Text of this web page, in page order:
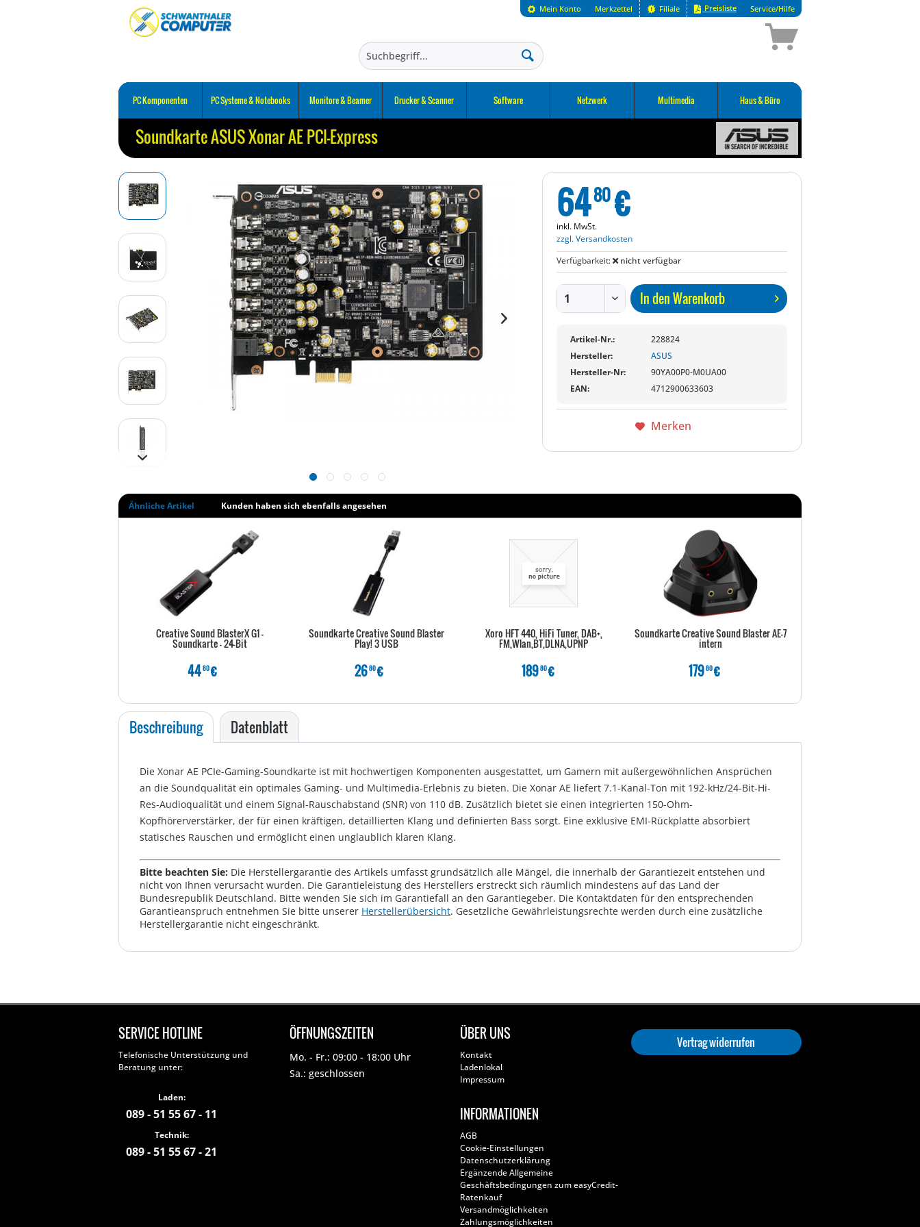
Mein Konto Merkzettel Filiale Preisliste Service/Hilfe
PC Komponenten PC Systeme & Notebooks Monitore & Beamer Drucker & Scanner Software Netzwerk Multimedia Haus & Büro
Soundkarte ASUS Xonar AE PCI-Express
6480€
inkl. MwSt.
zzgl. Versandkosten
Verfügbarkeit:
nicht verfügbar
In denWarenkorb
Artikel-Nr.:
228824
Hersteller:
ASUS
Hersteller-Nr:
90YA00P0-M0UA00
EAN:
4712900633603
Merken
Ähnliche Artikel Kunden haben sich ebenfalls angesehen
Creative Sound BlasterX G1 -
Soundkarte - 24-Bit
4480€
Soundkarte Creative Sound Blaster
Play! 3 USB
2680€
Xoro HFT 440, HiFi Tuner, DAB+,
FM,Wlan,BT,DLNA,UPNP
18980€
Soundkarte Creative Sound Blaster AE-7
intern
17980€
Beschreibung Datenblatt
Die Xonar AE PCIe-Gaming-Soundkarte ist mit hochwertigen Komponenten ausgestattet, um Gamern mit außergewöhnlichen Ansprüchen
an die Soundqualität ein optimales Gaming- und Multimedia-Erlebnis zu bieten. Die Xonar AE liefert 7.1-Kanal-Ton mit 192-kHz/24-Bit-Hi-
Res-Audioqualität und einem Signal-Rauschabstand (SNR) von 110 dB. Zusätzlich bietet sie einen integrierten 150-Ohm-
Kopfhörerverstärker, der für einen kräftigen, detaillierten Klang und definierten Bass sorgt. Eine exklusive EMI-Rückplatte absorbiert
statisches Rauschen und ermöglicht einen unglaublich klaren Klang.
Bitte beachten Sie: Die Herstellergarantie des Artikels umfasst grundsätzlich alle Mängel, die innerhalb der Garantiezeit entstehen und
nicht von Ihnen verursacht wurden. Die Garantieleistung des Herstellers erstreckt sich räumlich mindestens auf das Land der
Bundesrepublik Deutschland. Bitte wenden Sie sich im Garantiefall an den Garantiegeber. Die Kontaktdaten für den entsprechenden
Garantieanspruch entnehmen Sie bitte unserer Herstellerübersicht. Gesetzliche Gewährleistungsrechte werden durch eine zusätzliche
Herstellergarantie nicht eingeschränkt.
SERVICE HOTLINE
Telefonische Unterstützung und
Beratung unter:
Laden:
089 - 51 55 67 - 11
Technik:
089 - 51 55 67 - 21
ÖFFNUNGSZEITEN
Mo. - Fr.: 09:00 - 18:00 Uhr
Sa.: geschlossen
ÜBER UNS
Kontakt
Ladenlokal
Impressum
INFORMATIONEN
AGB
Cookie-Einstellungen
Datenschutzerklärung
Ergänzende Allgemeine
Geschäftsbedingungen zum easyCredit-
Ratenkauf
Versandmöglichkeiten
Zahlungsmöglichkeiten
Vertrag widerrufen